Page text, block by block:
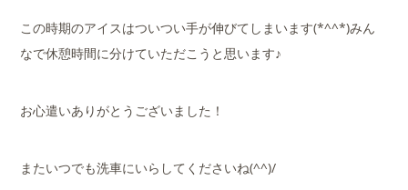
この時期のアイスはついつい手が伸びてしまいます(*^^*)みん
なで休憩時間に分けていただこうと思います♪
お心遣いありがとうございました！
またいつでも洗車にいらしてくださいね(^^)/